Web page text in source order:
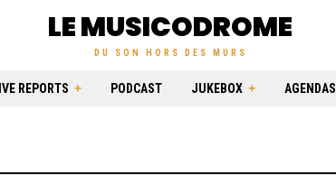
LE MUSICODROME
DU SON HORS DES MURS
REPORTS PODCAST JUKEBOX AGENDAS